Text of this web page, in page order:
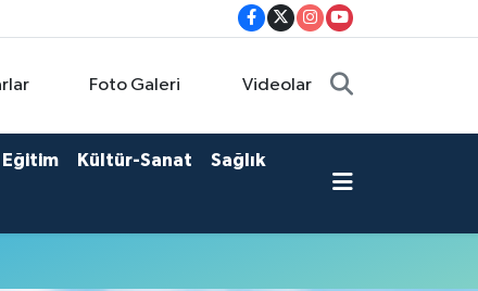
Foto Galeri Videolar
Eğitim Kültür-Sanat Sağlık